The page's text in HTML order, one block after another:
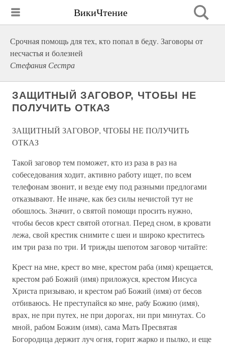
ВикиЧтение
Срочная помощь для тех, кто попал в беду. Заговоры от
несчастья и болезней
Стефания Сестра
ЗАЩИТНЫЙ ЗАГОВОР, ЧТОБЫ НЕ
ПОЛУЧИТЬ ОТКАЗ
ЗАЩИТНЫЙ ЗАГОВОР, ЧТОБЫ НЕ ПОЛУЧИТЬ
ОТКАЗ
Такой заговор тем поможет, кто из раза в раз на
собеседования ходит, активно работу ищет, по всем
телефонам звонит, и везде ему под разными предлогами
отказывают. Не иначе, как без силы нечистой тут не
обошлось. Значит, о святой помощи просить нужно,
чтобы бесов крест святой отогнал. Перед сном, в кровати
лежа, свой крестик снимите с шеи и широко креститесь
им три раза по три. И трижды шепотом заговор читайте:
Крест на мне, крест во мне, крестом раба (имя) крещается,
крестом раб Божий (имя) приложуся, крестом Иисуса
Христа призываю, и крестом раб Божий (имя) от бесов
отбиваюсь. Не преступайся ко мне, рабу Божию (имя),
врах, не при путех, не при дорогах, ни при минутах. Со
мной, рабом Божим (имя), сама Мать Пресвятая
Богородица держит луч огня, горит жарко и пылко, и еще